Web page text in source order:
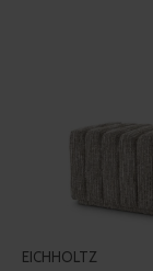
EICHHOLTZ